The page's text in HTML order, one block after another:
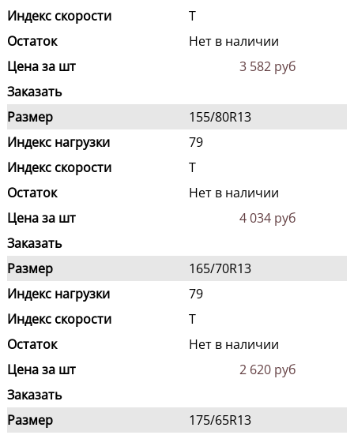
Индекс скорости
T
Остаток
Нет в наличии
Цена за шт
3 582 руб
Заказать
Размер
155/80R13
Индекс нагрузки
79
Индекс скорости
T
Остаток
Нет в наличии
Цена за шт
4 034 руб
Заказать
Размер
165/70R13
Индекс нагрузки
79
Индекс скорости
T
Остаток
Нет в наличии
Цена за шт
2 620 руб
Заказать
Размер
175/65R13